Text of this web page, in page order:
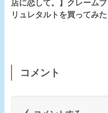
店に恋して。】クレームブ
リュレタルトを買ってみた
コメント